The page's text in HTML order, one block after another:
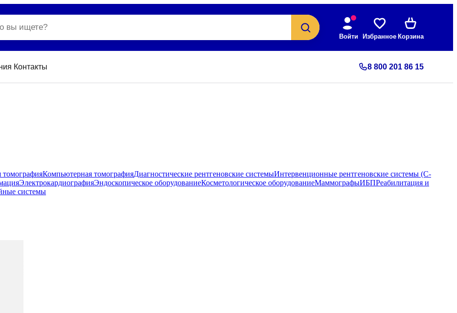
Войти Избранное Корзина
Контакты 8 800 201 86 15
томографияКомпьютерная томографияДиагностические рентгеновские системыИнтервенционные рентгеновские системы (С-
ЭлектрокардиографияЭндоскопическое оборудованиеКосметологическое оборудованиеМаммографыИБПРеабилитация и
системы